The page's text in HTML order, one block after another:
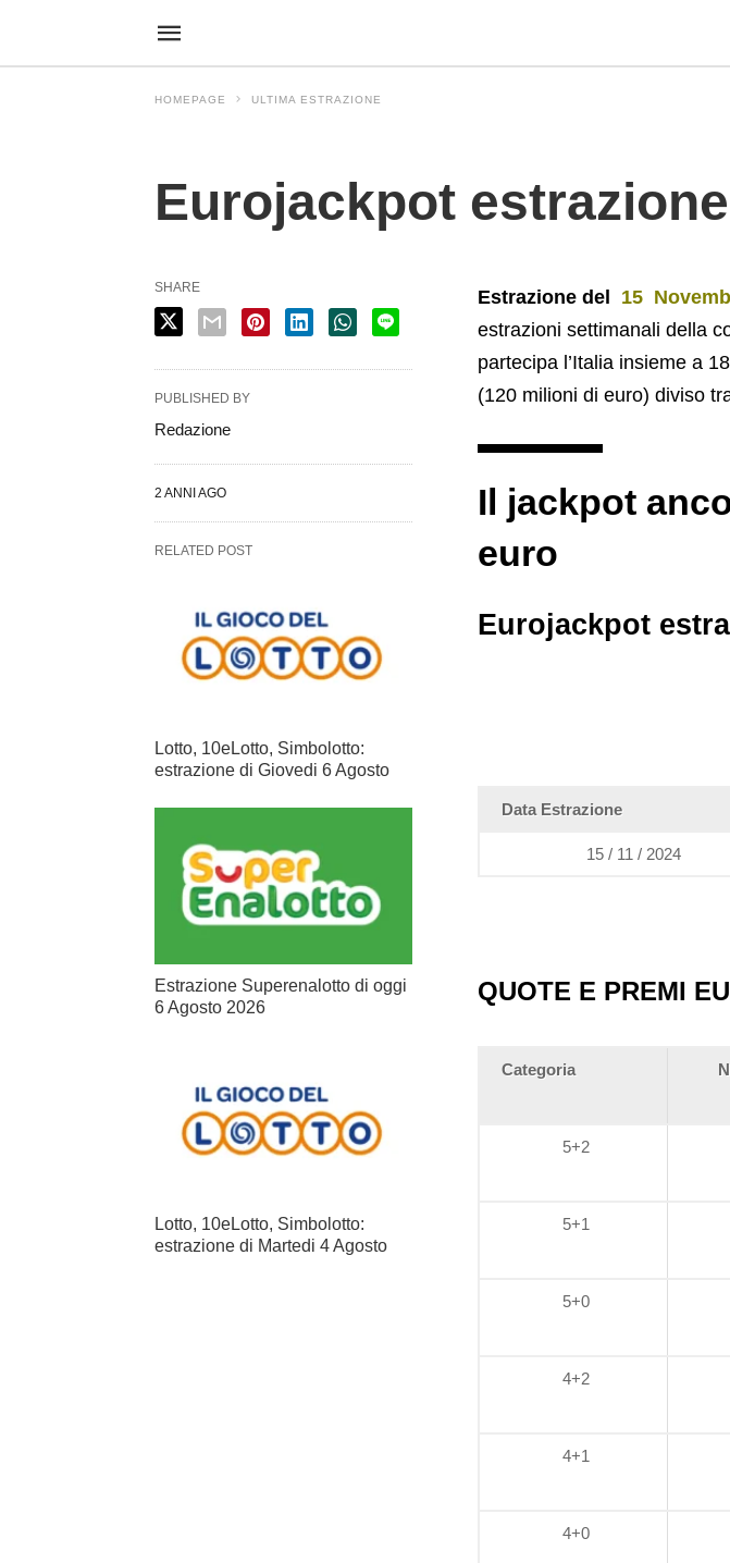
HOMEPAGE ULTIMA ESTRAZIONE
Eurojackpot
Estrazione del 15
estrazioni settimanali della
partecipa l’Italia insieme a
(120 milioni di euro) diviso
Il jackpot
euro
Eurojackpot
Data Estrazione
15 / 11 / 2024
QUOTE E PREMI
Categoria
5+2
5+1
5+0
4+2
4+1
4+0
SHARE
PUBLISHED BY
Redazione
2 ANNI AGO
RELATED POST
Lotto, 10eLotto, Simbolotto:
estrazione di Giovedi 6 Agosto
Estrazione Superenalotto di oggi
6 Agosto 2026
Lotto, 10eLotto, Simbolotto:
estrazione di Martedi 4 Agosto